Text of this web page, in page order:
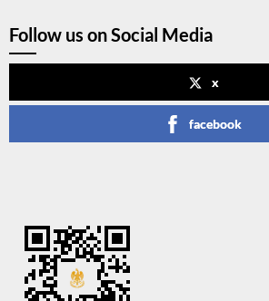
Follow us on Social Media
x
facebook